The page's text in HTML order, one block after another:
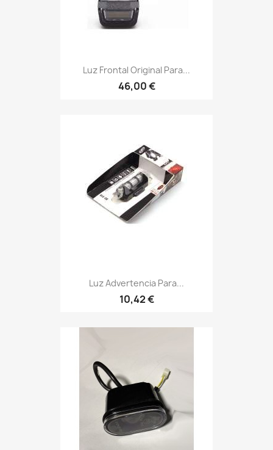
Luz Frontal Original Para...
46,00 €
Luz Advertencia Para...
10,42 €